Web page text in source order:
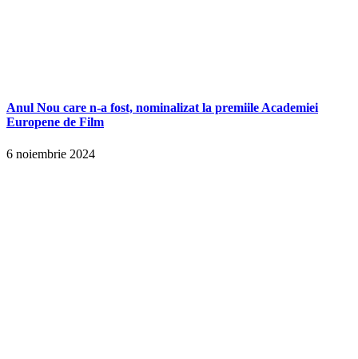
Anul Nou care n-a fost, nominalizat la premiile Academiei
Europene de Film
6 noiembrie 2024